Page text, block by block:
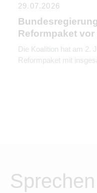
29.07.2026
Reformpaket vor
Die Koalition hat am 2.
Reformpaket mit